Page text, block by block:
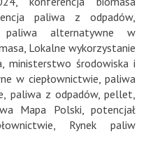
paliwa z odpadów,
alternatywne w
Lokalne wykorzystanie
ministerstwo środowiska i
w ciepłownictwie paliwa
paliwa z odpadów,pellet
Mapa Polski ,potencjał
Rynek paliw